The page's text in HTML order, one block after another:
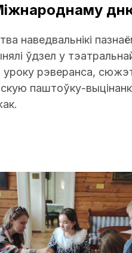
наведвальнікі
ўдзел у
рэверанса,
паштоўку-